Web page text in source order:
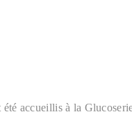
accueillis à la